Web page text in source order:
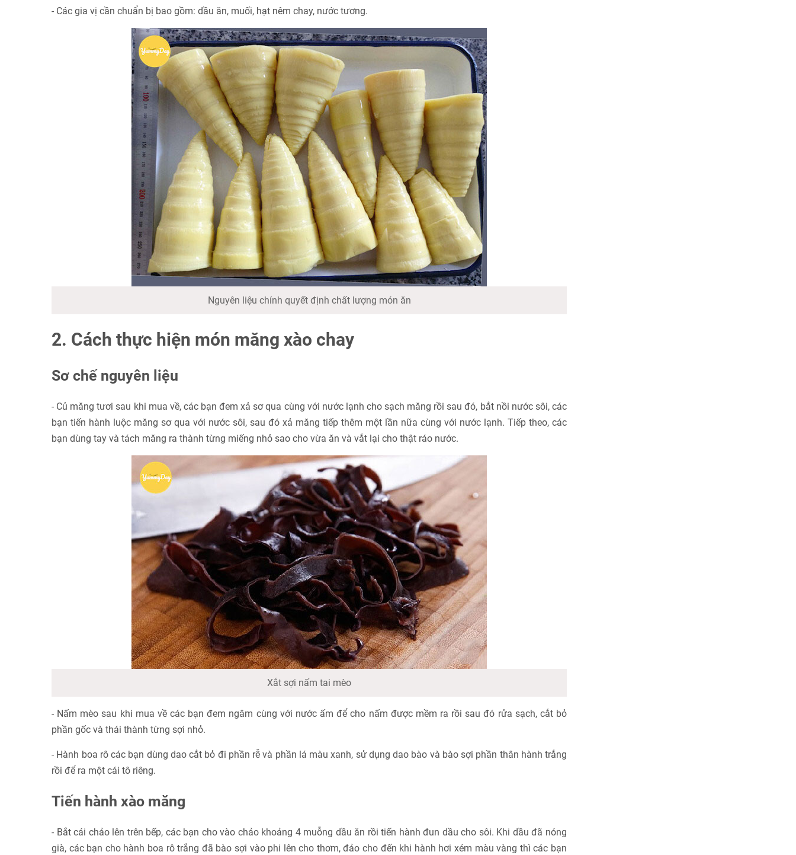
- Các gia vị cần chuẩn bị bao gồm: dầu ăn, muối, hạt nêm chay, nước tương.
Nguyên liệu chính quyết định chất lượng món ăn
2. Cách thực hiện món măng xào chay
Sơ chế nguyên liệu
- Củ măng tươi sau khi mua về, các bạn đem xả sơ qua cùng với nước lạnh cho sạch măng rồi sau đó, bắt nồi nước sôi, các
bạn tiến hành luộc măng sơ qua với nước sôi, sau đó xả măng tiếp thêm một lần nữa cùng với nước lạnh. Tiếp theo, các
bạn dùng tay và tách măng ra thành từng miếng nhỏ sao cho vừa ăn và vắt lại cho thật ráo nước.
Xắt sợi nấm tai mèo
- Nấm mèo sau khi mua về các bạn đem ngâm cùng với nước ấm để cho nấm được mềm ra rồi sau đó rửa sạch, cắt bỏ
phần gốc và thái thành từng sợi nhỏ.
- Hành boa rô các bạn dùng dao cắt bỏ đi phần rễ và phần lá màu xanh, sử dụng dao bào và bào sợi phần thân hành trắng
rồi để ra một cái tô riêng.
Tiến hành xào măng
- Bắt cái chảo lên trên bếp, các bạn cho vào chảo khoảng 4 muỗng dầu ăn rồi tiến hành đun dầu cho sôi. Khi dầu đã nóng
già, các bạn cho hành boa rô trắng đã bào sợi vào phi lên cho thơm, đảo cho đến khi hành hơi xém màu vàng thì các bạn